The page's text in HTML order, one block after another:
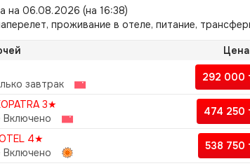
на 06.08.2026 (на 16:38)
проживание в отеле, питание,
завтрак
292 000
3★
Включено
474 250
4★
Включено
538 750